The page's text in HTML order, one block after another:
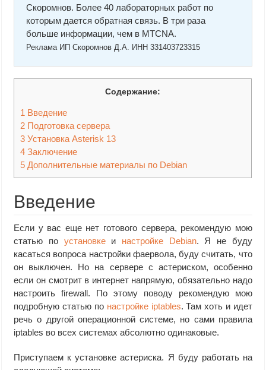
Скоромнов. Более 40 лабораторных работ по
которым дается обратная связь. В три раза
больше информации, чем в MTCNA.
Реклама ИП Скоромнов Д.А. ИНН 331403723315
Содержание:
1 Введение
2 Подготовка сервера
3 Установка Asterisk 13
4 Заключение
5 Дополнительные материалы по Debian
Введение
Если у вас еще нет готового сервера, рекомендую мою
статью по установкеи настройке Debian. Я не буду
касаться вопроса настройки фаервола, буду считать, что
он выключен. Но на сервере с астериском, особенно
если он смотрит в интернет напрямую, обязательно надо
настроить firewall. По этому поводу рекомендую мою
подробную статью по настройке iptables. Там хоть и идет
речь о другой операционной системе, но сами правила
iptables во всех системах абсолютно одинаковые.
Приступаем к установке астериска. Я буду работать на